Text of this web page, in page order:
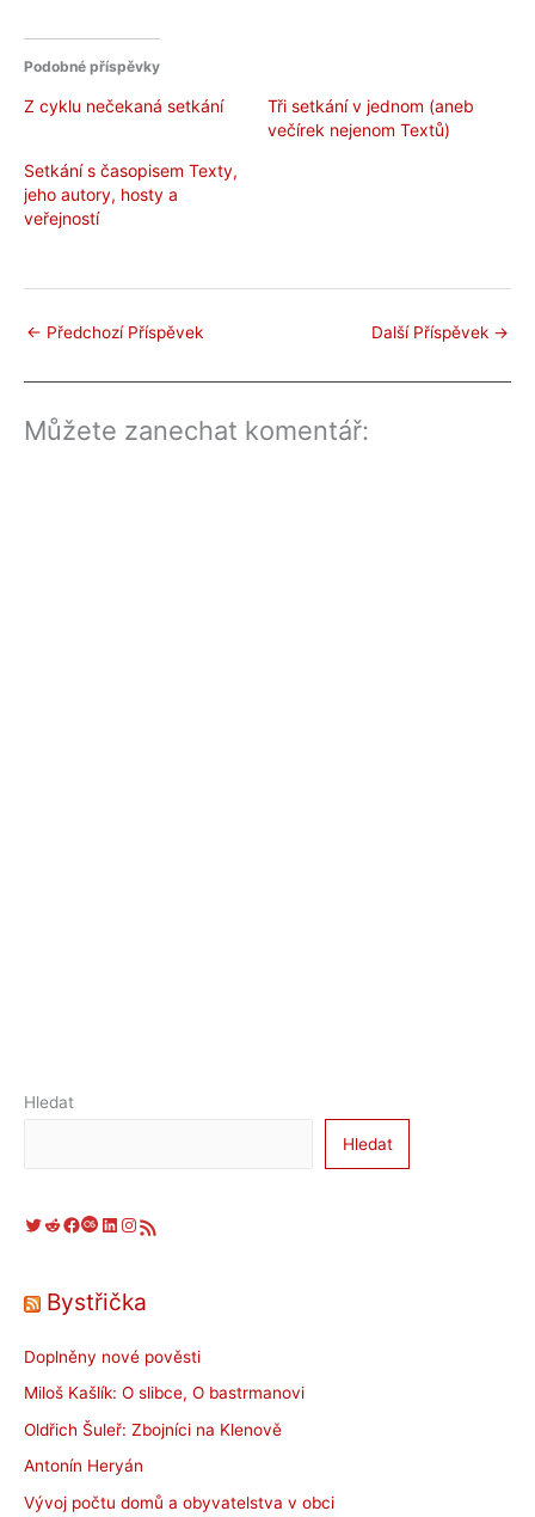
Podobné příspěvky
Z cyklu nečekaná setkání
Tři setkání v jednom (aneb
večírek nejenom Textů)
Setkání s časopisem Texty,
jeho autory, hosty a
veřejností
← Předchozí Příspěvek Další Příspěvek →
Můžete zanechat komentář:
Hledat
Hledat
Twitter Reddit Facebook Last.fm LinkedIn Instagram RSS zdroj
Bystřička
Doplněny nové pověsti
Miloš Kašlík: O slibce, O bastrmanovi
Oldřich Šuleř: Zbojníci na Klenově
Antonín Heryán
Vývoj počtu domů a obyvatelstva v obci